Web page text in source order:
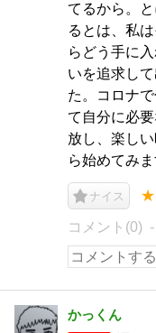
てるから。
るとは、私
らどう手に
いを追求し
た。コロナ
て自分に必
放し、楽し
ら始めてみま
ナイス
コメント(0)
かっくん